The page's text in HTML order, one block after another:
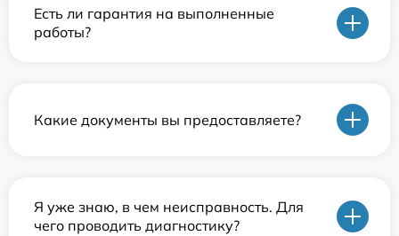
Есть ли гарантия на выполненные
работы?
Какие документы вы предоставляете?
Я уже знаю, в чем неисправность. Для
чего проводить диагностику?